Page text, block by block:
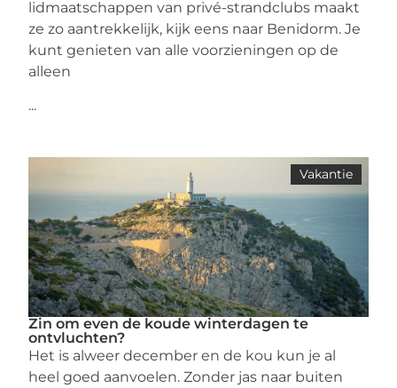
lidmaatschappen van privé-strandclubs maakt
ze zo aantrekkelijk, kijk eens naar Benidorm. Je
kunt genieten van alle voorzieningen op de
alleen
...
Vakantie
Zin om even de koude winterdagen te
ontvluchten?
Het is alweer december en de kou kun je al
heel goed aanvoelen. Zonder jas naar buiten